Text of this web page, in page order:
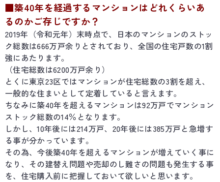
■築40年を経過するマンションはどれくらいあ
るのかご存じですか？
2019年（令和元年）末時点で、日本のマンションのストッ
ク総数は666万戸余りとされており、全国の住宅戸数の1割
強にあたります。
（住宅総数は6200万戸余り）
とくに東京23区ではマンションが住宅総数の3割を超え、
一般的な住まいとして定着していると言えます。
ちなみに築40年を超えるマンションは92万戸でマンション
ストック総数の14％となります。
しかし、10年後には214万戸、20年後には385万戸と急増す
る事が分かっています。
その為、今後築40年を超えるマンションが増えていく事に
なり、その建替え問題や売却のし難さの問題も発生する事
を、住宅購入前に把握しておいて欲しいと思います。